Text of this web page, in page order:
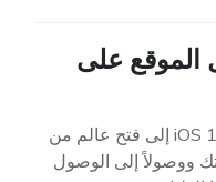
الموقع على
يمكن أن يؤدي تغيير موقعك على iOS 17 إلى فتح عالم من
ووصولاً إلى الوصول